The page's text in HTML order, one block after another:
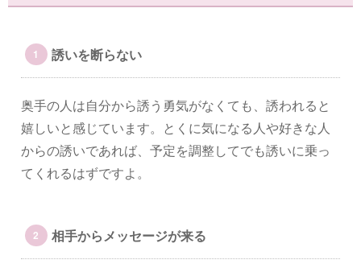
誘いを断らない
奥手の人は自分から誘う勇気がなくても、誘われると
嬉しいと感じています。とくに気になる人や好きな人
からの誘いであれば、予定を調整してでも誘いに乗っ
てくれるはずですよ。
相手からメッセージが来る